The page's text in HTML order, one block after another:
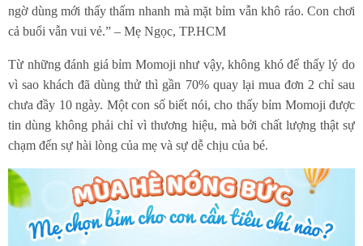
ngờ dùng mới thấy thấm nhanh mà mặt bỉm vẫn khô ráo. Con chơi
cả buổi vẫn vui vẻ.” – Mẹ Ngọc, TP.HCM
Từ những đánh giá bỉm Momoji như vậy, không khó để thấy lý do
vì sao khách đã dùng thử thì gần 70% quay lại mua đơn 2 chỉ sau
chưa đầy 10 ngày. Một con số biết nói, cho thấy bỉm Momoji được
tin dùng không phải chỉ vì thương hiệu, mà bởi chất lượng thật sự
chạm đến sự hài lòng của mẹ và sự dễ chịu của bé.